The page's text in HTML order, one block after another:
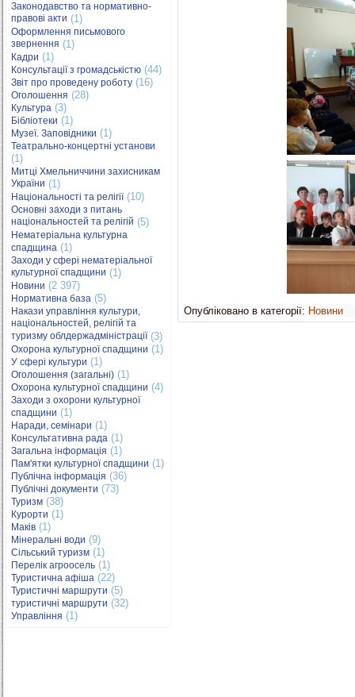
Законодавство та нормативно-
правові акти (1)
Оформлення письмового
звернення (1)
Кадри (1)
Консультації з громадськістю (44)
Звіт про проведену роботу (16)
Оголошення (28)
Культура (3)
Бібліотеки (1)
Музеї. Заповідники (1)
Театрально-концертні установи
(1)
Митці Хмельниччини захисникам
України (1)
Національності та релігії(10)
Основні заходи з питань
національностей та релігій (5)
Нематеріальна культурна
спадщина (1)
Заходи у сфері нематеріальної
культурної спадщини (1)
Новини (2 397)
Нормативна база (5)
Накази управління культури,
національностей, релігій та
туризму облдержадміністрації(3)
Охорона культурної спадщини (1)
У сфері культури (1)
Оголошення (загальні) (1)
Охорона культурної спадщини (4)
Заходи з охорони культурної
спадщини (1)
Наради, семінари (1)
Консультативна рада (1)
Загальна інформація (1)
Пам'ятки культурної спадщини (1)
Публічна інформація (36)
Публічні документи (73)
Туризм (38)
Курорти (1)
Маків (1)
Мінеральні води (9)
Сільський туризм (1)
Перелік агроосель (1)
Туристична афіша (22)
Туристичні маршрути (5)
туристичні маршрути (32)
Управління (1)
Опубліковано в категорії: Новини